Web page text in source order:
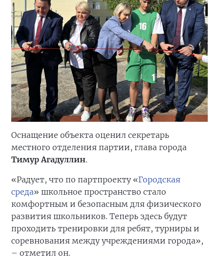
Оснащение объекта оценил секретарь
местного отделения партии, глава города
Тимур Агадуллин.
«Радует, что по партпроекту «Городская
среда» школьное пространство стало
комфортным и безопасным для физического
развития школьников. Теперь здесь будут
проходить тренировки для ребят, турниры и
соревнования между учреждениями города»,
– отметил он.